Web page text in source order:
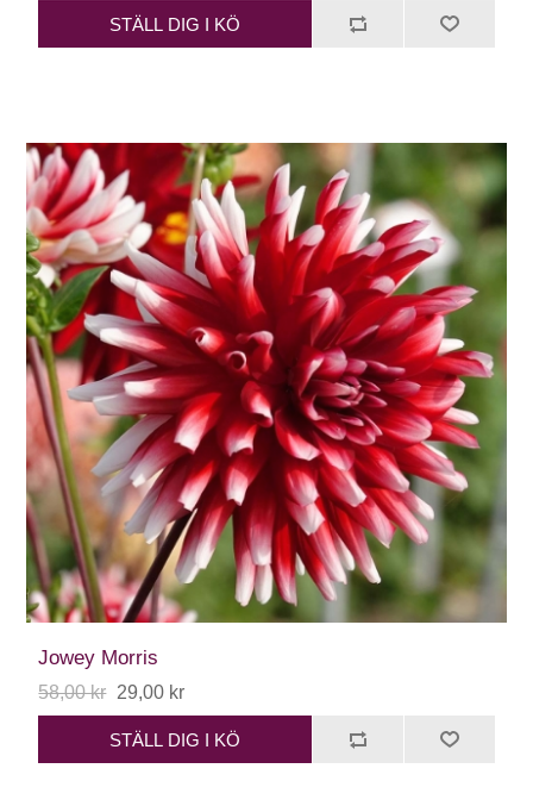
STÄLL DIG I KÖ
Jowey Morris
58,00 kr 29,00 kr
STÄLL DIG I KÖ